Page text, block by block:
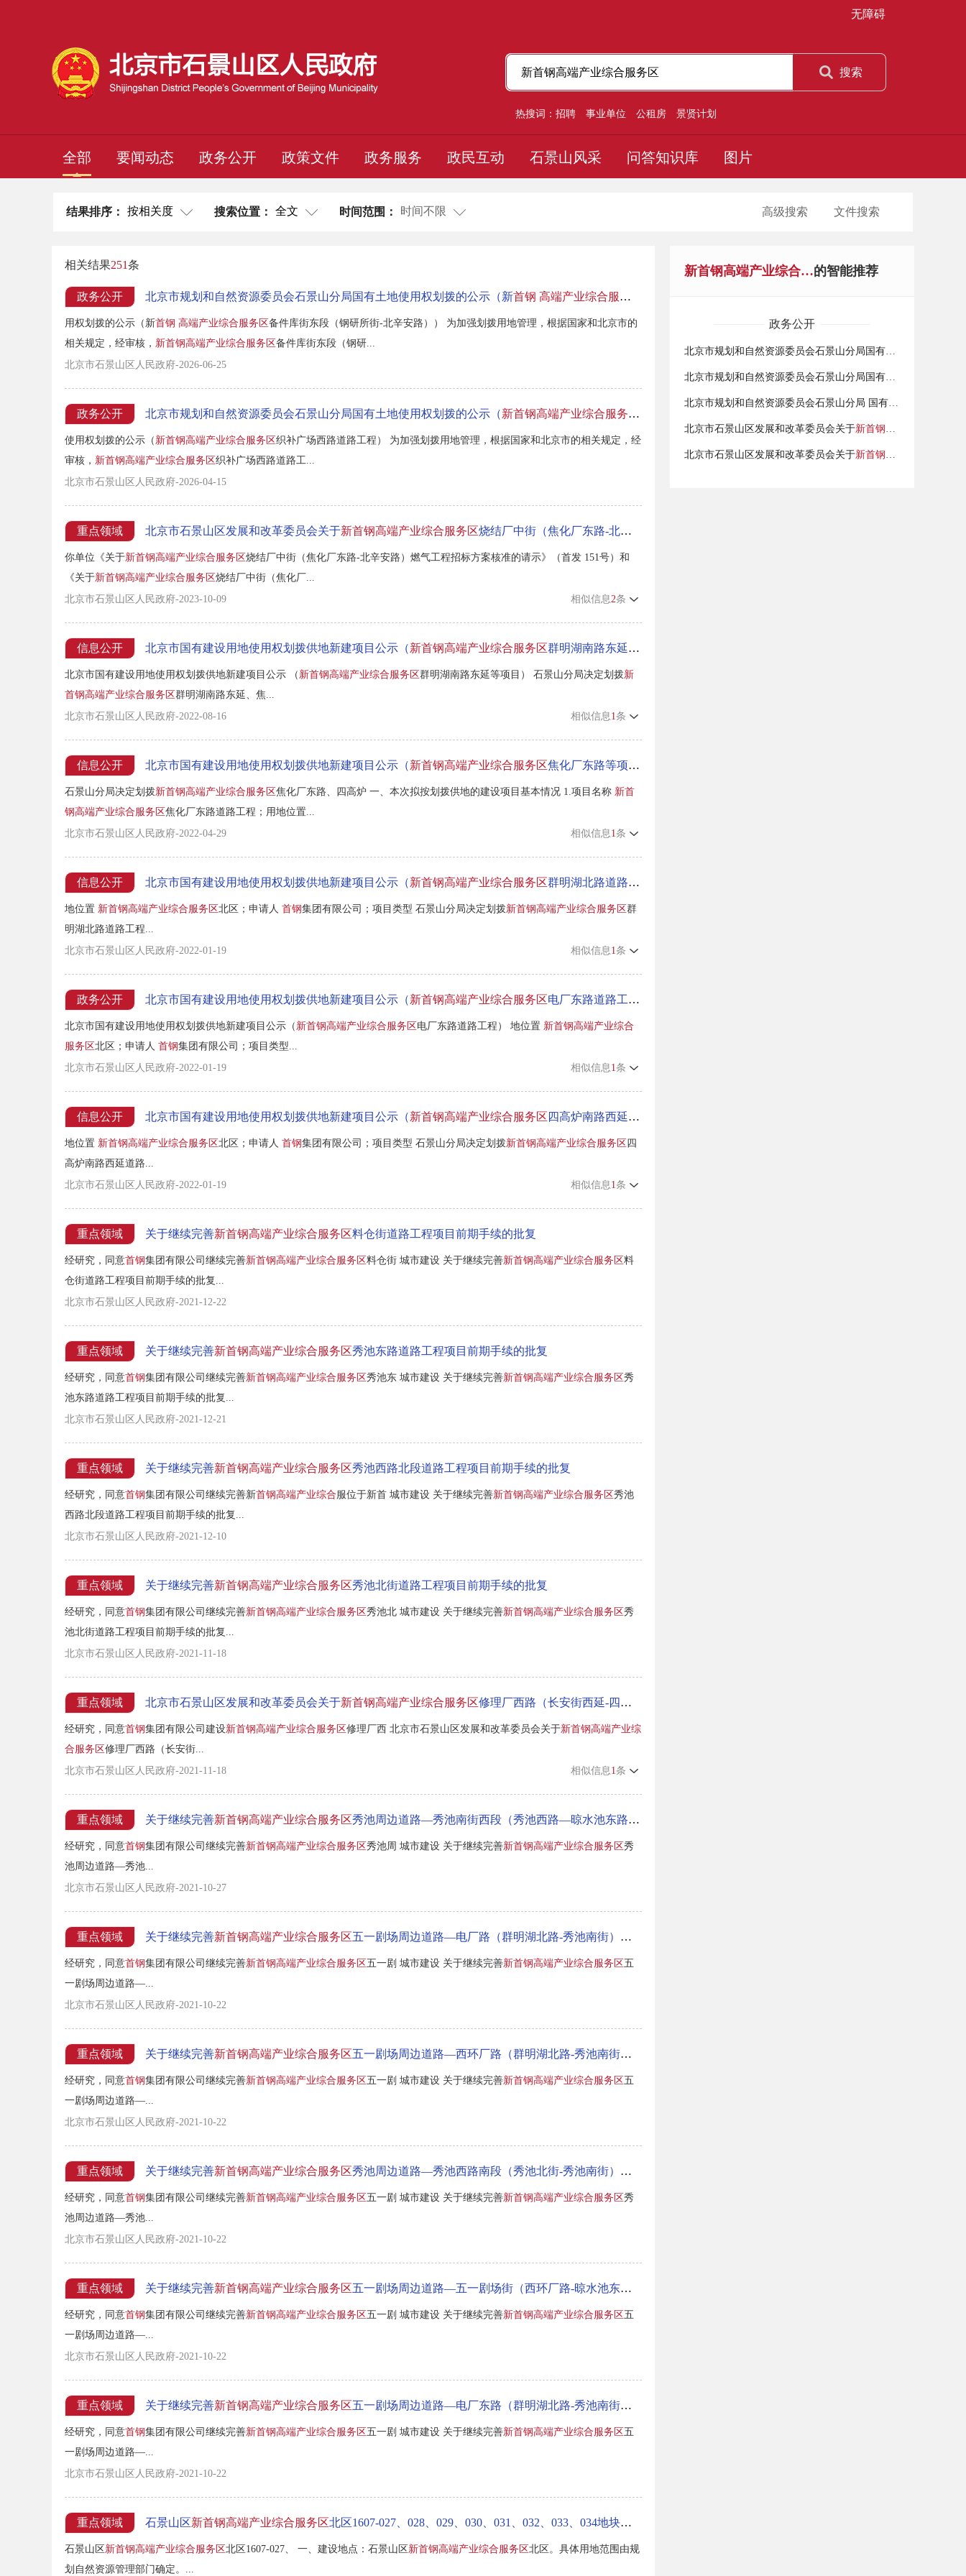
无障碍
搜索
热搜词： 招聘 事业单位 公租房 景贤计划
全部 要闻动态 政务公开 政策文件 政务服务 政民互动 石景山风采 问答知识库 图片
结果排序： 按相关度 搜索位置： 全文 时间范围： 时间不限 高级搜索 文件搜索
相关结果251条
政务公开 北京市规划和自然资源委员会石景山分局国有土地使用权划拨的公示（新首钢 高端产业综合服务区
用权划拨的公示（新首钢 高端产业综合服务区备件库街东段（钢研所街-北辛安路）） 为加强划拨用地管理，根据国家和北京市的
相关规定，经审核， 新首钢高端产业综合服务区备件库街东段（钢研...
北京市石景山区人民政府-2026-06-25
政务公开 北京市规划和自然资源委员会石景山分局国有土地使用权划拨的公示（新首钢高端产业综合服务区
使用权划拨的公示（ 新首钢高端产业综合服务区织补广场西路道路工程） 为加强划拨用地管理，根据国家和北京市的相关规定，经
审核， 新首钢高端产业综合服务区织补广场西路道路工...
北京市石景山区人民政府-2026-04-15
重点领域 北京市石景山区发展和改革委员会关于新首钢高端产业综合服务区烧结厂中街（焦化厂东路-北辛安路）燃气工程的批复
你单位《关于新首钢高端产业综合服务区烧结厂中街（焦化厂东路-北辛安路）燃气工程招标方案核准的请示》（首发 151号）和
《关于新首钢高端产业综合服务区烧结厂中街（焦化厂...
北京市石景山区人民政府-2023-10-09
相似信息2条
信息公开 北京市国有建设用地使用权划拨供地新建项目公示（新首钢高端产业综合服务区群明湖南路东延等项目）
北京市国有建设用地使用权划拨供地新建项目公示 （ 新首钢高端产业综合服务区群明湖南路东延等项目） 石景山分局决定划拨新
首钢高端产业综合服务区群明湖南路东延、焦...
北京市石景山区人民政府-2022-08-16
相似信息1条
信息公开 北京市国有建设用地使用权划拨供地新建项目公示（新首钢高端产业综合服务区焦化厂东路等项目）
石景山分局决定划拨新首钢高端产业综合服务区焦化厂东路、四高炉 一、本次拟按划拨供地的建设项目基本情况 1.项目名称 新首
钢高端产业综合服务区焦化厂东路道路工程；用地位置...
北京市石景山区人民政府-2022-04-29
相似信息1条
信息公开 北京市国有建设用地使用权划拨供地新建项目公示（新首钢高端产业综合服务区群明湖北路道路工程）
地位置 新首钢高端产业综合服务区北区；申请人 首钢集团有限公司；项目类型 石景山分局决定划拨新首钢高端产业综合服务区群
明湖北路道路工程...
北京市石景山区人民政府-2022-01-19
相似信息1条
政务公开 北京市国有建设用地使用权划拨供地新建项目公示（新首钢高端产业综合服务区电厂东路道路工程）
北京市国有建设用地使用权划拨供地新建项目公示（ 新首钢高端产业综合服务区 电厂东路道路工程） 地位置 新首钢高端产业综合
服务区北区；申请人 首钢集团有限公司；项目类型...
北京市石景山区人民政府-2022-01-19
相似信息1条
信息公开 北京市国有建设用地使用权划拨供地新建项目公示（新首钢高端产业综合服务区 四高炉南路西延道路工程）
地位置 新首钢高端产业综合服务区北区；申请人 首钢集团有限公司；项目类型 石景山分局决定划拨新首钢高端产业综合服务区 四
高炉南路西延道路...
北京市石景山区人民政府-2022-01-19
相似信息1条
重点领域 关于继续完善新首钢高端产业综合服务区料仓街道路工程项目前期手续的批复
经研究，同意首钢集团有限公司继续完善新首钢高端产业综合服务区料仓街 城市建设 关于继续完善新首钢高端产业综合服务区料
仓街道路工程项目前期手续的批复...
北京市石景山区人民政府-2021-12-22
重点领域 关于继续完善新首钢高端产业综合服务区秀池东路道路工程项目前期手续的批复
经研究，同意首钢集团有限公司继续完善新首钢高端产业综合服务区秀池东 城市建设 关于继续完善新首钢高端产业综合服务区秀
池东路道路工程项目前期手续的批复...
北京市石景山区人民政府-2021-12-21
重点领域 关于继续完善新首钢高端产业综合服务区秀池西路北段道路工程项目前期手续的批复
经研究，同意首钢集团有限公司继续完善新首钢高端产业综合服位于新首 城市建设 关于继续完善新首钢高端产业综合服务区秀池
西路北段道路工程项目前期手续的批复...
北京市石景山区人民政府-2021-12-10
重点领域 关于继续完善新首钢高端产业综合服务区秀池北街道路工程项目前期手续的批复
经研究，同意首钢集团有限公司继续完善新首钢高端产业综合服务区秀池北 城市建设 关于继续完善新首钢高端产业综合服务区秀
池北街道路工程项目前期手续的批复...
北京市石景山区人民政府-2021-11-18
重点领域 北京市石景山区发展和改革委员会关于新首钢高端产业综合服务区修理厂西路（长安街西延-四高炉南路）热力工程项目核准的批复
经研究，同意首钢集团有限公司建设新首钢高端产业综合服务区修理厂西 北京市石景山区发展和改革委员会关于新首钢高端产业综
合服务区修理厂西路（长安街...
北京市石景山区人民政府-2021-11-18
相似信息1条
重点领域 关于继续完善新首钢高端产业综合服务区秀池周边道路—秀池南街西段（秀池西路—晾水池东路）道路工程项目前期手续的批复
经研究，同意首钢集团有限公司继续完善新首钢高端产业综合服务区秀池周 城市建设 关于继续完善新首钢高端产业综合服务区秀
池周边道路—秀池...
北京市石景山区人民政府-2021-10-27
重点领域 关于继续完善新首钢高端产业综合服务区五一剧场周边道路—电厂路（群明湖北路-秀池南街）道路工程项目前期手续的批复
经研究，同意首钢集团有限公司继续完善新首钢高端产业综合服务区五一剧 城市建设 关于继续完善新首钢高端产业综合服务区五
一剧场周边道路—...
北京市石景山区人民政府-2021-10-22
重点领域 关于继续完善新首钢高端产业综合服务区五一剧场周边道路—西环厂路（群明湖北路-秀池南街）道路工程项目前期手续的批复
经研究，同意首钢集团有限公司继续完善新首钢高端产业综合服务区五一剧 城市建设 关于继续完善新首钢高端产业综合服务区五
一剧场周边道路—...
北京市石景山区人民政府-2021-10-22
重点领域 关于继续完善新首钢高端产业综合服务区秀池周边道路—秀池西路南段（秀池北街-秀池南街）道路工程项目前期手续的批复
经研究，同意首钢集团有限公司继续完善新首钢高端产业综合服务区五一剧 城市建设 关于继续完善新首钢高端产业综合服务区秀
池周边道路—秀池...
北京市石景山区人民政府-2021-10-22
重点领域 关于继续完善新首钢高端产业综合服务区五一剧场周边道路—五一剧场街（西环厂路-晾水池东路）道路工程项目前期手续的批复
经研究，同意首钢集团有限公司继续完善新首钢高端产业综合服务区五一剧 城市建设 关于继续完善新首钢高端产业综合服务区五
一剧场周边道路—...
北京市石景山区人民政府-2021-10-22
重点领域 关于继续完善新首钢高端产业综合服务区五一剧场周边道路—电厂东路（群明湖北路-秀池南街）道路工程项目前期手续的批复
经研究，同意首钢集团有限公司继续完善新首钢高端产业综合服务区五一剧 城市建设 关于继续完善新首钢高端产业综合服务区五
一剧场周边道路—...
北京市石景山区人民政府-2021-10-22
重点领域 石景山区新首钢高端产业综合服务区北区1607-027、028、029、030、031、032、033、034地块项目获市发展改革委核准
石景山区 新首钢高端产业综合服务区北区1607-027、 一、建设地点：石景山区 新首钢高端产业综合服务区北区。具体用地范围由规
划自然资源管理部门确定。...
新首钢高端产业综合服务区的智能推荐
政务公开
北京市规划和自然资源委员会石景山分局国有土地使用权划拨的公示（新
北京市规划和自然资源委员会石景山分局国有土地使用权划拨的公示（
北京市规划和自然资源委员会石景山分局 国有土地使用权划拨的公示（
北京市石景山区发展和改革委员会关于新首钢高端产业综合服务区
北京市石景山区发展和改革委员会关于新首钢高端产业综合服务区